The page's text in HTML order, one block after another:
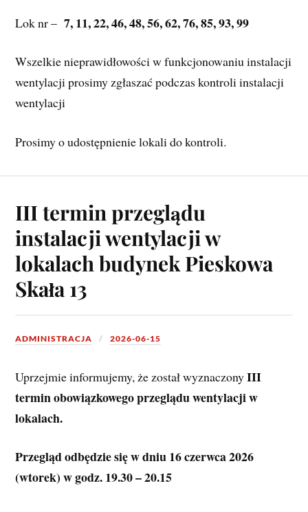
Lok nr – 7, 11, 22, 46, 48, 56, 62, 76, 85, 93, 99
Wszelkie nieprawidłowości w funkcjonowaniu instalacji
wentylacji prosimy zgłaszać podczas kontroli instalacji
wentylacji
Prosimy o udostępnienie lokali do kontroli.
III termin przeglądu
instalacji wentylacji w
lokalach budynek Pieskowa
Skała 13
ADMINISTRACJA 2026-06-15
Uprzejmie informujemy, że został wyznaczony III
termin obowiązkowego przeglądu wentylacji w
lokalach.
Przegląd odbędzie się w dniu 16 czerwca 2026
(wtorek) w godz. 19.30 – 20.15